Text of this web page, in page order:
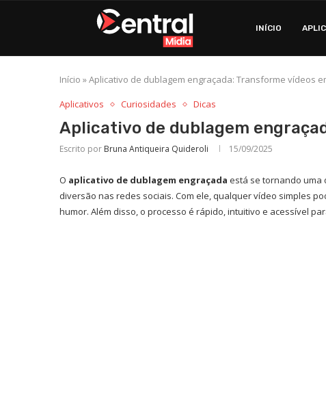
INÍCIO
Início »Aplicativo de dublagem engraçada: Transforme vídeos
Aplicativos
Curiosidades Dicas
Aplicativo de dublagem
Escrito por Bruna Antiqueira Quideroli 15/09/2025
O aplicativo de dublagem engraçada está se tornando uma
diversão nas redes sociais. Com ele, qualquer vídeo simples
humor. Além disso, o processo é rápido, intuitivo e acessível